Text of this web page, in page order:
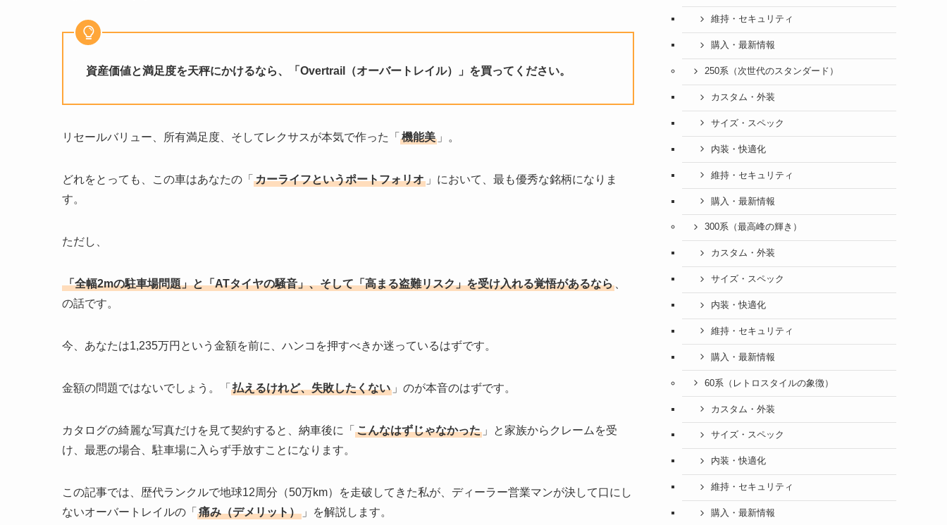
資産価値と満足度を天秤にかけるなら、「Overtrail（オーバートレイル）」を買ってください。
リセールバリュー、所有満足度、そしてレクサスが本気で作った「 機能美 」。
どれをとっても、この車はあなたの「 カーライフというポートフォリオ 」において、最も優秀な銘柄になりま
す。
ただし、
「全幅2mの駐車場問題」と「ATタイヤの騒音」、そして「高まる盗難リスク」を受け入れる覚悟があるなら
の話です。
今、あなたは1,235万円という金額を前に、ハンコを押すべきか迷っているはずです。
金額の問題ではないでしょう。「 払えるけれど、失敗したくない 」のが本音のはずです。
カタログの綺麗な写真だけを見て契約すると、納車後に「 こんなはずじゃなかった 」と家族からクレームを受
け、最悪の場合、駐車場に入らず手放すことになります。
この記事では、歴代ランクルで地球12周分（50万km）を走破してきた私が、ディーラー営業マンが決して口にし
ないオーバートレイルの「 痛み（デメリット） 」を解説します。
維持・セキュリティ
購入・最新情報
250系（次世代のスタンダード）
カスタム・外装
サイズ・スペック
内装・快適化
維持・セキュリティ
購入・最新情報
300系（最高峰の輝き）
カスタム・外装
サイズ・スペック
内装・快適化
維持・セキュリティ
購入・最新情報
60系（レトロスタイルの象徴）
カスタム・外装
サイズ・スペック
内装・快適化
維持・セキュリティ
購入・最新情報